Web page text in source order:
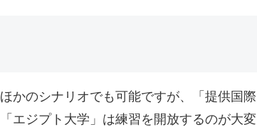
かのシナリオでも可能ですが、「提供国
エジプト大学」は練習を開放するのが大